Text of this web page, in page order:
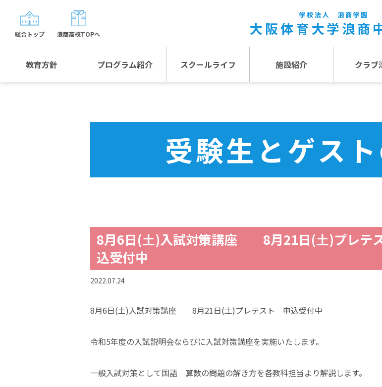
教育方針 プログラム紹介 スクールライフ 施設紹介 クラブ
総合トップ 浪商高校TOPへ
受験生とゲス
8月6日(土)入試対策講座 8月21日(土)プレテ
込受付中
2022.07.24
8月6日(土)入試対策講座 8月21日(土)プレテスト 申込受付中
令和5年度の入試説明会ならびに入試対策講座を実施いたします。
一般入試対策として国語 算数の問題の解き方を各教科担当より解説します。